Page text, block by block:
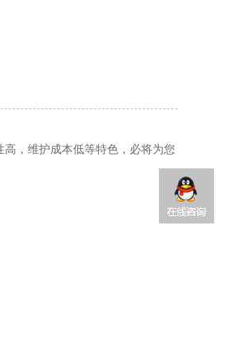
，维护成本低等特色，必将为您